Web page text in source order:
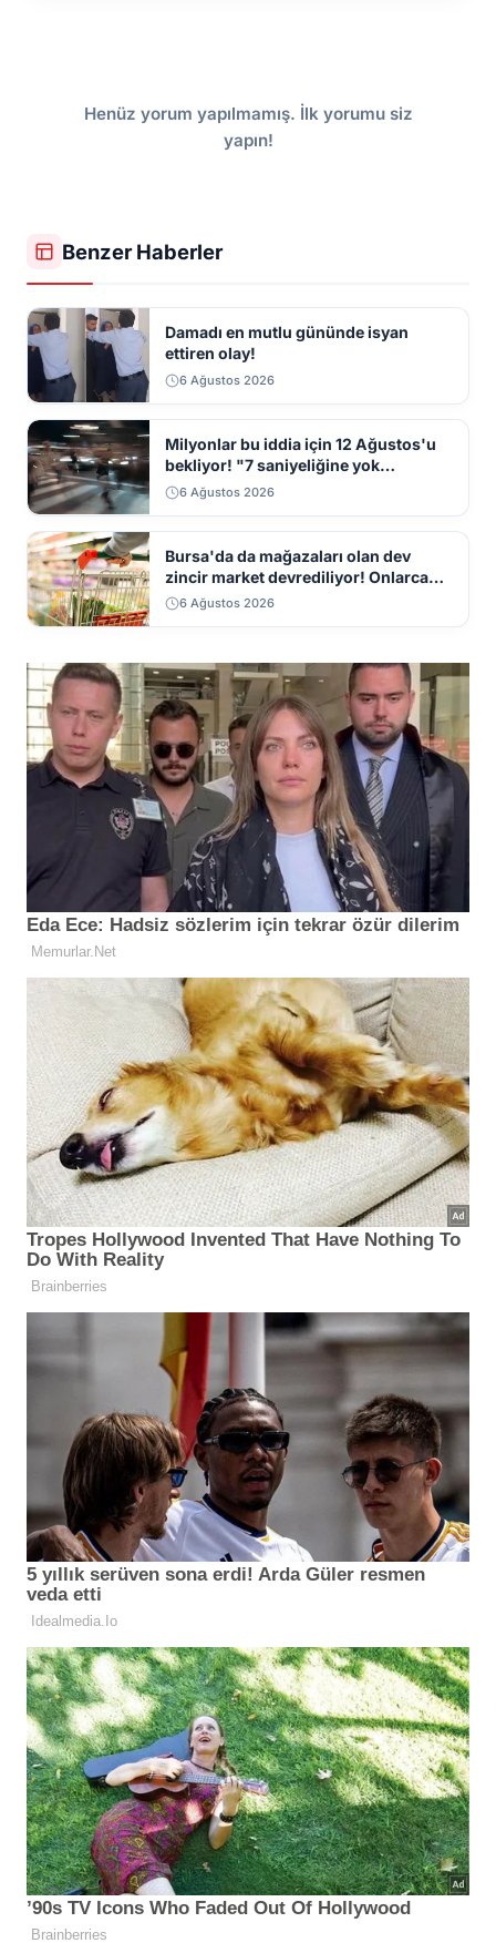
Henüz yorum yapılmamış. İlk yorumu siz
yapın!
Benzer Haberler
Damadı en mutlu gününde isyan
ettiren olay!
6 Ağustos 2026
Milyonlar bu iddia için 12 Ağustos'u
bekliyor! "7 saniyeliğine yok
kaybolacak"
6 Ağustos 2026
Bursa'da da mağazaları olan dev
zincir market devrediliyor! Onlarca
mağaza kapatılacak
6 Ağustos 2026